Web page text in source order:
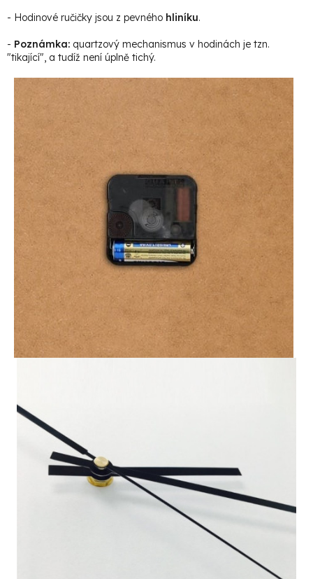
- Hodinové ručičky jsou z pevného hliníku.
- Poznámka: quartzový mechanismus v hodinách je tzn.
"tikající", a tudíž není úplně tichý.